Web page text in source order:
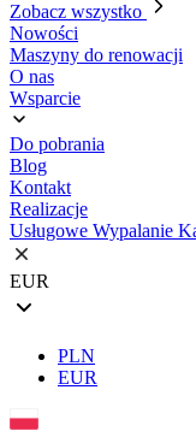
Zobacz wszystko
Nowości
Maszyny do renowacji
O nas
Wsparcie
Do pobrania
Blog
Kontakt
Realizacje
Usługowe Wypalanie
EUR
PLN
EUR